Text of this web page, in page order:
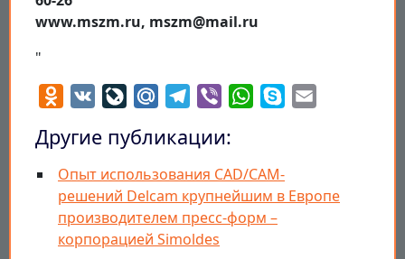
www.mszm.ru, mszm@mail.ru
"
Odnoklassniki
VK LiveJournal
Mail.RuTelegram
Viber WhatsApp
Skype
Другие публикации:
Опыт использования CAD/CAM-
решений Delcam крупнейшим в Европе
производителем пресс-форм –
корпорацией Simoldes